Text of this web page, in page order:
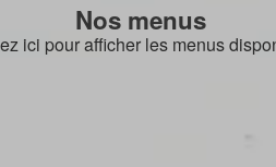
Nos menus
ici pour afficher les menus